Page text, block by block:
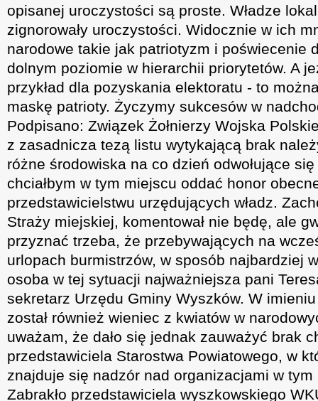
opisanej uroczystości są proste. Władze
zignorowały uroczystości. Widocznie w ich
narodowe takie jak patriotyzm i poświecenie
dolnym poziomie w hierarchii priorytetów. A
przykład dla pozyskania elektoratu - to
maskę patrioty. Życzymy sukcesów w
Podpisano: Związek Żołnierzy Wojska
z zasadnicza tezą listu wytykającą brak
różne środowiska na co dzień odwołujące
chciałbym w tym miejscu oddać honor
przedstawicielstwu urzędujących władz.
Straży miejskiej, komentował nie będę, ale
przyznać trzeba, że przebywających na
urlopach burmistrzów, w sposób najbardziej
osoba w tej sytuacji najważniejsza pani
sekretarz Urzędu Gminy Wyszków. W
został również wieniec z kwiatów w
uważam, że dało się jednak zauważyć brak
przedstawiciela Starostwa Powiatowego, w
znajduje się nadzór nad organizacjami w
Zabrakło przedstawiciela wyszkowskiego